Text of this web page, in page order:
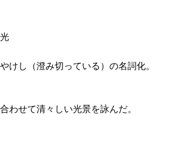
けし（澄み切っている）の名詞化。
わせて清々しい光景を詠んだ。